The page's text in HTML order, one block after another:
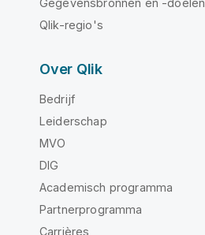
Gegevensbronnen en -doelen
Qlik-regio's
Over Qlik
Bedrijf
Leiderschap
MVO
DIG
Academisch programma
Partnerprogramma
Carrières